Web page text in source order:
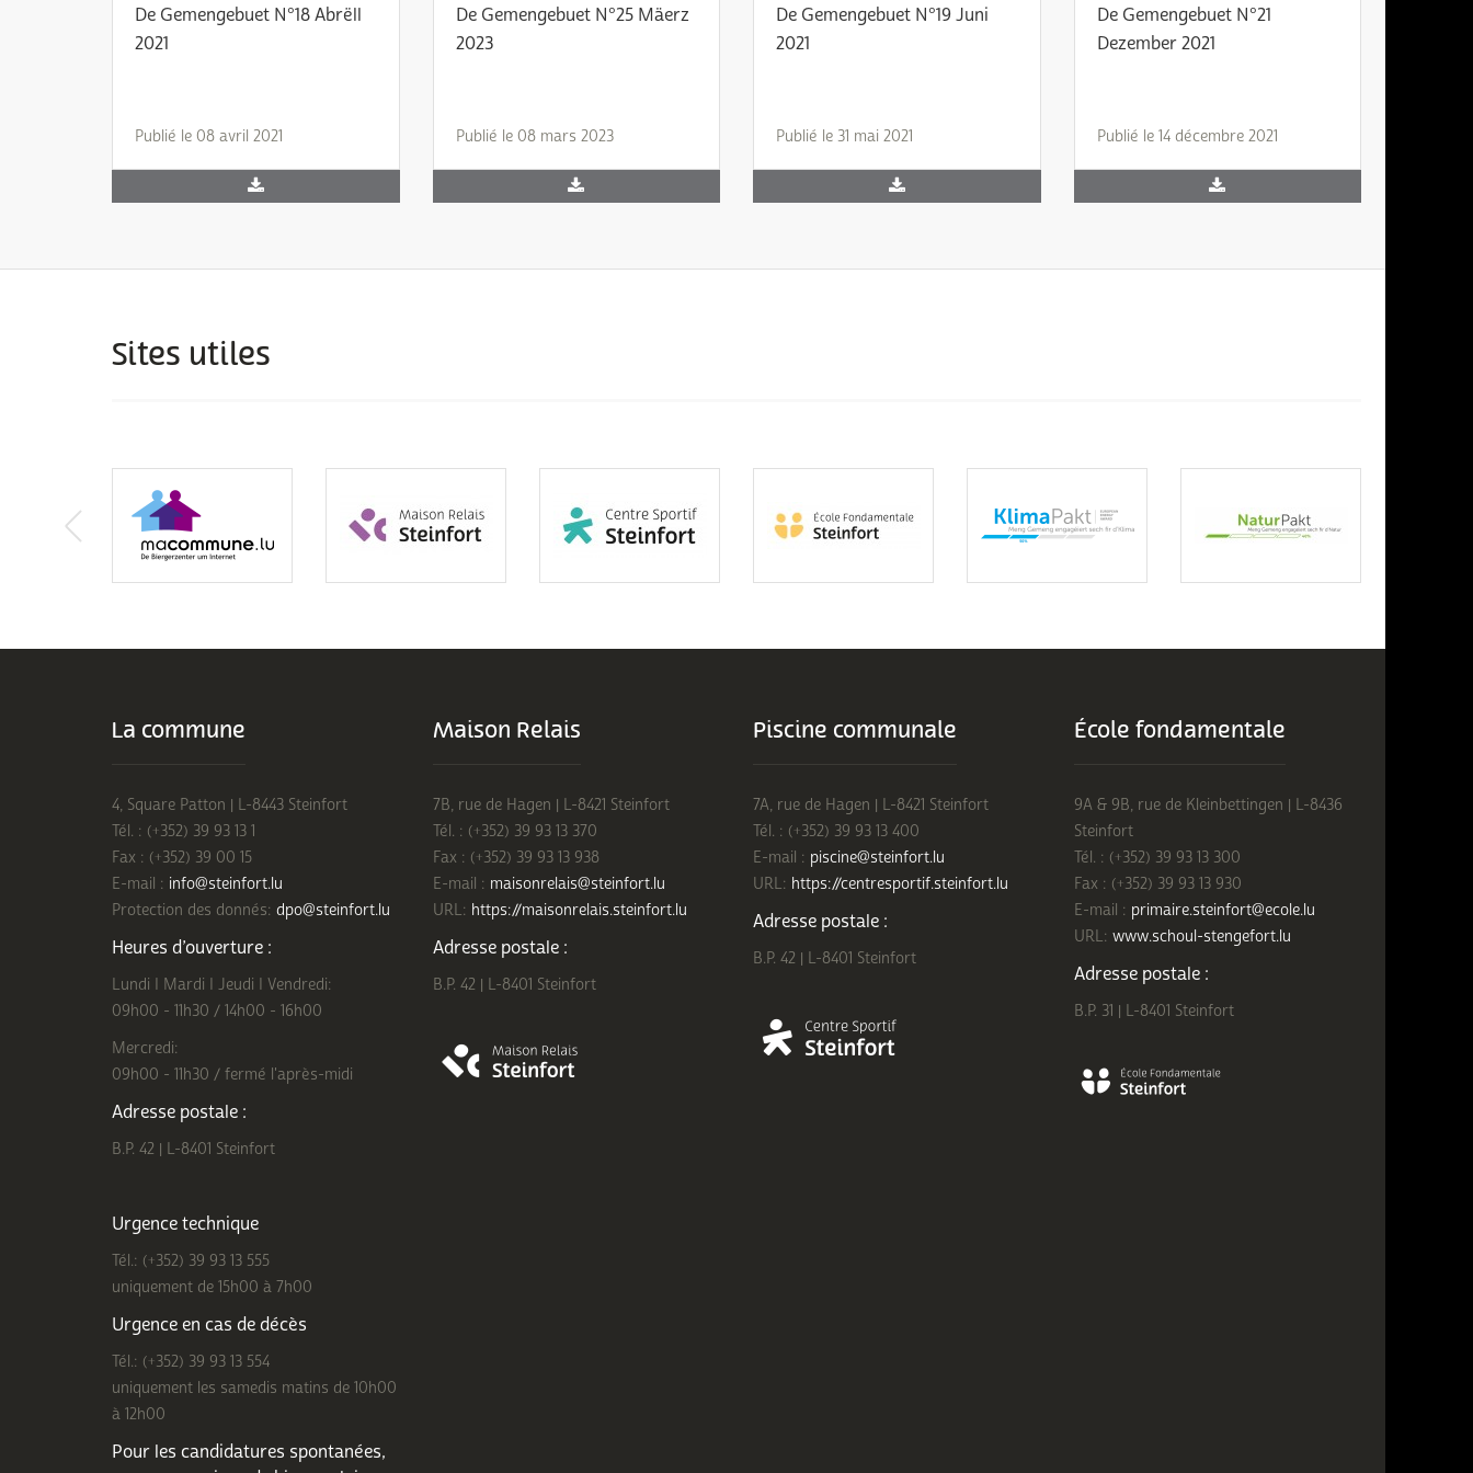
De Gemengebuet N°18 Abrëll
2021
Publié le 08 avril 2021
De Gemengebuet N°25 Mäerz
2023
Publié le 08 mars 2023
De Gemengebuet N°19 Juni
2021
Publié le 31 mai 2021
De Gemengebuet N°21
Dezember 2021
Publié le 14 décembre 2021
Sites utiles
La commune
4, Square Patton | L-8443 Steinfort
Tél. : (+352) 39 93 13 1
Fax : (+352) 39 00 15
E-mail : info@steinfort.lu
Protection des donnés: dpo@steinfort.lu
Heures d’ouverture :
Lundi I Mardi I Jeudi I Vendredi:
09h00 - 11h30 / 14h00 - 16h00
Mercredi:
09h00 - 11h30 / fermé l'après-midi
Adresse postale :
B.P. 42 | L-8401 Steinfort
Urgence technique
Tél.: (+352) 39 93 13 555
uniquement de 15h00 à 7h00
Urgence en cas de décès
Tél.: (+352) 39 93 13 554
uniquement les samedis matins de 10h00
à 12h00
Pour les candidatures spontanées,
Maison Relais
7B, rue de Hagen | L-8421 Steinfort
Tél. : (+352) 39 93 13 370
Fax : (+352) 39 93 13 938
E-mail : maisonrelais@steinfort.lu
URL: https://maisonrelais.steinfort.lu
Adresse postale :
B.P. 42 | L-8401 Steinfort
Piscine communale
7A, rue de Hagen | L-8421 Steinfort
Tél. : (+352) 39 93 13 400
E-mail : piscine@steinfort.lu
URL: https://centresportif.steinfort.lu
Adresse postale :
B.P. 42 | L-8401 Steinfort
École fondamentale
9A & 9B, rue de Kleinbettingen | L-8436
Steinfort
Tél. : (+352) 39 93 13 300
Fax : (+352) 39 93 13 930
E-mail : primaire.steinfort@ecole.lu
URL: www.schoul-stengefort.lu
Adresse postale :
B.P. 31 | L-8401 Steinfort